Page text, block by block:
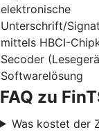
elektronische
Unterschrift/
mittels HBCI-
Secoder
Softwarelösung
FAQ zu
Was kostet der